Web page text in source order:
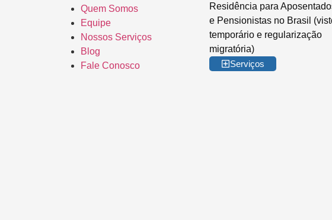
Quem Somos
Equipe
Nossos Serviços
Blog
Fale Conosco
Residência para
e Pensionistas no Brasil
temporário e regularização
migratória)
Serviços